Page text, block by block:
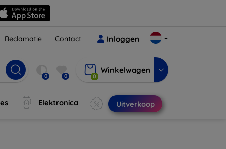
Reclamatie Contact Inloggen
0 0 0
Winkelwagen
Elektronica Uitverkoop